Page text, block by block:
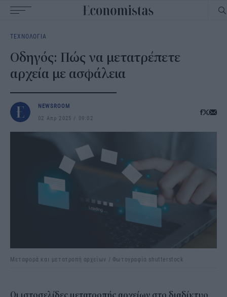
navigation
ΤΕΧΝΟΛΟΓΙΑ
Οδηγός: Πώς να μετατρέπετε
αρχεία με ασφάλεια
NEWSROOM
02 Απρ 2025
09:02
Μεταφορά και μετατροπή αρχείων / Φωτογραφία shutterstock